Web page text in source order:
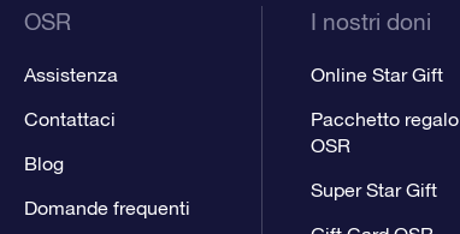
OSR
Assistenza
Contattaci
Blog
Domande frequenti
I nostri doni
Online Star Gift
Pacchetto regalo
OSR
Super Star Gift